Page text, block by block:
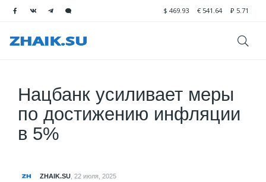
$ 469.93 € 541.64 ₽ 5.71
Нацбанк усиливает меры
по достижению инфляции
в 5%
ZHAIK.SU 22 июля, 2025